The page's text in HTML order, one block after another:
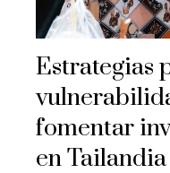
Estrategias
fomentar
en Tailandia